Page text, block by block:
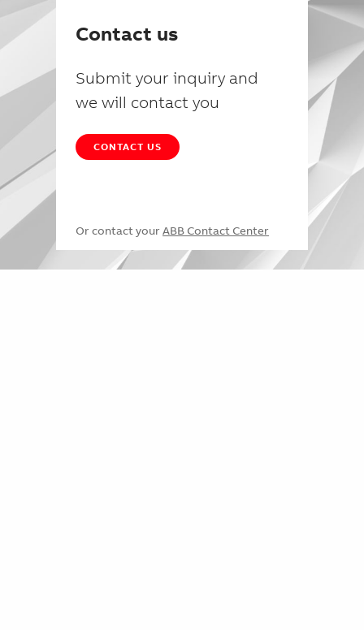
Contact us
Submit your inquiry and
we will contact you
CONTACT US
Or contact your ABB Contact Center